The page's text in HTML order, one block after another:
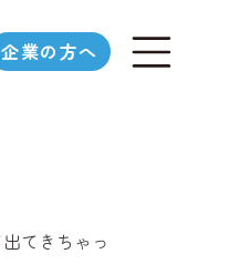
企業の方へ
てきちゃっ